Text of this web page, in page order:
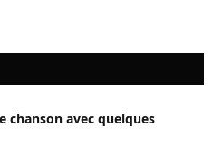
chanson avec quelques